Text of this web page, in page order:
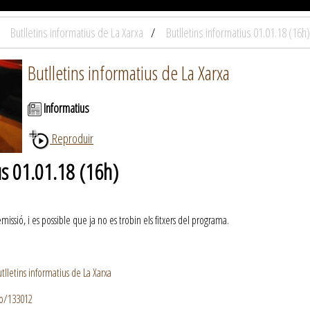
Butlletins informatius de La Xarxa Butlletins informatius 01.01.18 (16h)
Butlletins informatius de La Xarxa
Informatius
Reproduir
01.01.18 (16h)
i es possible que ja no es trobin els fitxers del programa.
informatius de La Xarxa
133012